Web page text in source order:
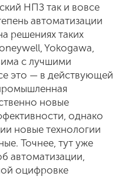
НПЗ так и вовсе
автоматизации
решениях таких
Yokogawa,
с лучшими
это — в действующей
новые
однако
новые технологии
Точнее, тут уже
автоматизации,
оцифровке